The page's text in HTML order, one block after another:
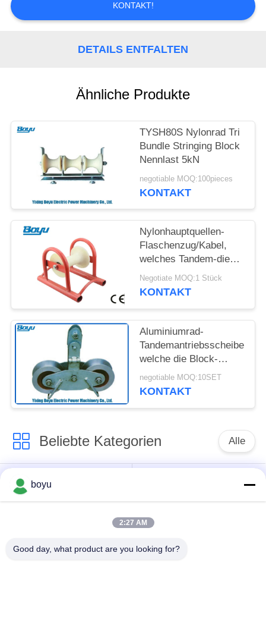
FORDERN
PRIVACY
POLICY
KONTAKT!
DETAILS ENTFALTEN
Ähnliche Produkte
TYSH80S Nylonrad Tri
Bundle Stringing Block
Nennlast 5kN
negotiable MOQ:100pieces
KONTAKT
Nylonhauptquellen-
Flaschenzug/Kabel,
welches Tandem-die
Antriebsscheibe der
Rollen-2,5 aufreiht
Negotiate MOQ:1 Stück
KONTAKT
Aluminiumrad-
Tandemantriebsscheibe,
welche die Block-
Übertragungsleitung
aufreiht Accessores
negotiable MOQ:10SET
KONTAKT
Beliebte Kategorien Alle
Übertragungsleitung,
die Ausrüstung
Spannung, die
Gegendrehdrahtseil
boyu
2:27 AM
Good day, what product are you looking for?